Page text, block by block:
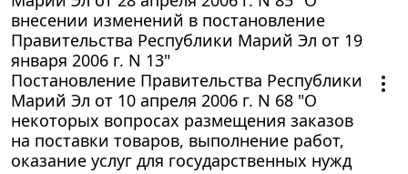
внесении изменений в постановление
Правительства Республики Марий Эл от 19
января 2006 г. N 13"
Постановление Правительства Республики
Марий Эл от 10 апреля 2006 г. N 68 "О
некоторых вопросах размещения заказов
на поставки товаров, выполнение работ,
оказание услуг для государственных нужд